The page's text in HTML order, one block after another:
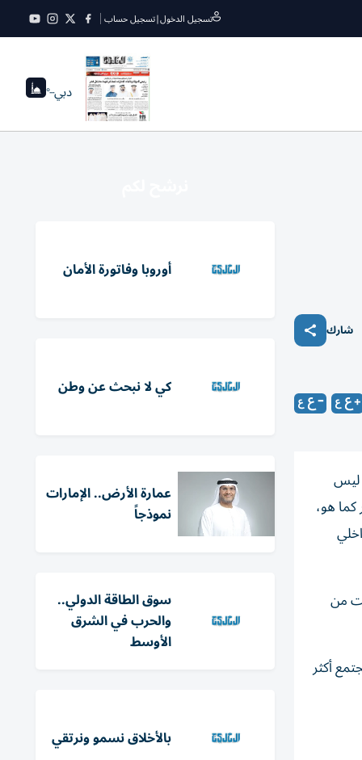
تسجيل الدخول|تسجيل حساب
دبي--°
شارك
ليس
هو،
من
أكثر
أوروبا وفاتورة الأمان
كي لا نبحث عن وطن
عمارة الأرض.. الإمارات
نموذجاً
سوق الطاقة الدولي..
والحرب في الشرق
الأوسط
بالأخلاق نسمو ونرتقي